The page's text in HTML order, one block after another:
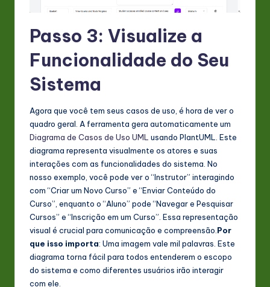
Passo 3: Visualize a
Funcionalidade do Seu
Sistema
Agora que você tem seus casos de uso, é hora de ver o
quadro geral. A ferramenta gera automaticamente um
Diagrama de Casos de Uso UML usando PlantUML. Este
diagrama representa visualmente os atores e suas
interações com as funcionalidades do sistema. No
nosso exemplo, você pode ver o “Instrutor” interagindo
com “Criar um Novo Curso” e “Enviar Conteúdo do
Curso”, enquanto o “Aluno” pode “Navegar e Pesquisar
Cursos” e “Inscrição em um Curso”. Essa representação
visual é crucial para comunicação e compreensão.Por
que isso importa: Uma imagem vale mil palavras. Este
diagrama torna fácil para todos entenderem o escopo
do sistema e como diferentes usuários irão interagir
com ele.